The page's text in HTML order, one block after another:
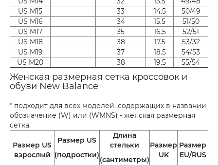
US M15
33 14.5
50/49
US M16
34 15.5
51/50
US M17
35 16.5
52/51
US M18
38 17.5
53/32
US M19
37 18.5
54/53
US M20
38 19.5 55/54
Женская размерная сетка кроссовок и
обуви New Balance
* подходит для всех моделей, содержащих в названии
обозначение (W) или (WMNS) - женская размерная
сетка.
Размер US
взрослый
Размер US
(подростки)
Длина
стельки
(сантиметры)
Размер
UK
Размер
EU/RUS